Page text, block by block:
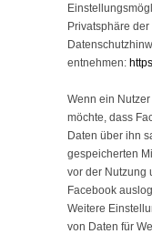
Privatsphäre
entnehmen:
Wenn ein
möchte, dass
Daten über ihn
gespeicherten
vor der Nutzung
Facebook
Weitere
von Daten für